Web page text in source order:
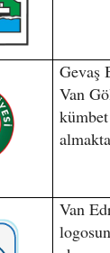
Gevaş
Van
Van